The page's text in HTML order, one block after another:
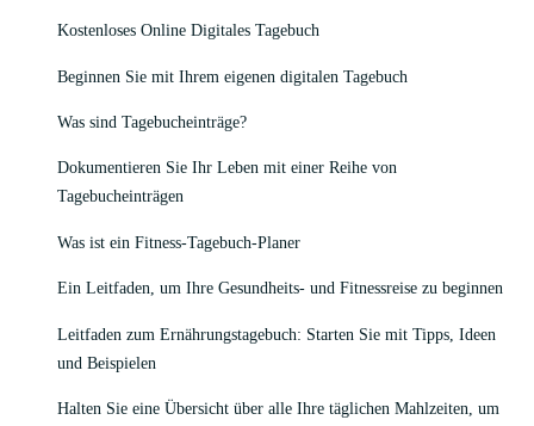
Kostenloses Online Digitales Tagebuch
Beginnen Sie mit Ihrem eigenen digitalen Tagebuch
Was sind Tagebucheinträge?
Dokumentieren Sie Ihr Leben mit einer Reihe von
Tagebucheinträgen
Was ist ein Fitness-Tagebuch-Planer
Ein Leitfaden, um Ihre Gesundheits- und Fitnessreise zu beginnen
Leitfaden zum Ernährungstagebuch: Starten Sie mit Tipps, Ideen
und Beispielen
Halten Sie eine Übersicht über alle Ihre täglichen Mahlzeiten, um